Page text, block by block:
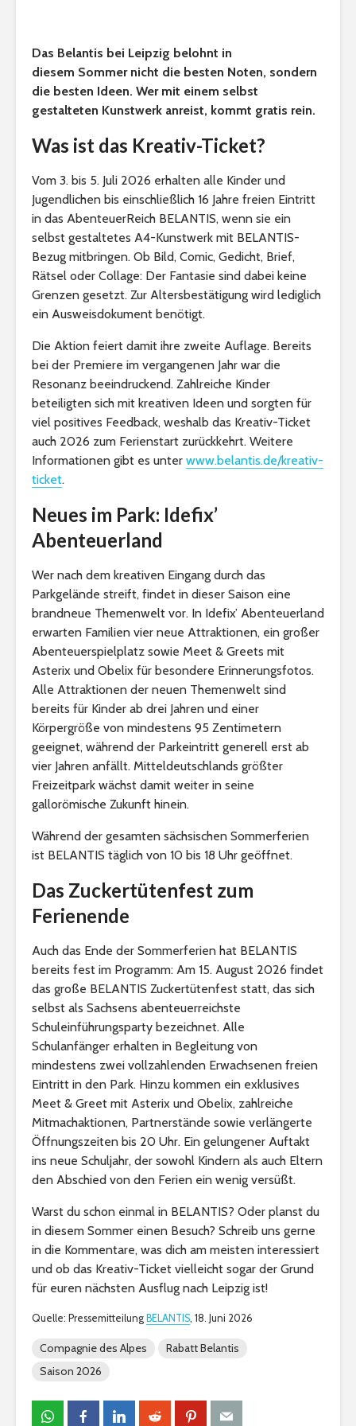
Das Belantis bei Leipzig belohnt in
diesem Sommer nicht die besten Noten, sondern
die besten Ideen. Wer mit einem selbst
gestalteten Kunstwerk anreist, kommt gratis rein.
Was ist das Kreativ-Ticket?
Vom 3. bis 5. Juli 2026 erhalten alle Kinder und
Jugendlichen bis einschließlich 16 Jahre freien Eintritt
in das AbenteuerReich BELANTIS, wenn sie ein
selbst gestaltetes A4-Kunstwerk mit BELANTIS-
Bezug mitbringen. Ob Bild, Comic, Gedicht, Brief,
Rätsel oder Collage: Der Fantasie sind dabei keine
Grenzen gesetzt. Zur Altersbestätigung wird lediglich
ein Ausweisdokument benötigt.
Die Aktion feiert damit ihre zweite Auflage. Bereits
bei der Premiere im vergangenen Jahr war die
Resonanz beeindruckend. Zahlreiche Kinder
beteiligten sich mit kreativen Ideen und sorgten für
viel positives Feedback, weshalb das Kreativ-Ticket
auch 2026 zum Ferienstart zurückkehrt. Weitere
Informationen gibt es unter www.belantis.de/kreativ-
ticket.
Neues im Park: Idefix’
Abenteuerland
Wer nach dem kreativen Eingang durch das
Parkgelände streift, findet in dieser Saison eine
brandneue Themenwelt vor. In Idefix’ Abenteuerland
erwarten Familien vier neue Attraktionen, ein großer
Abenteuerspielplatz sowie Meet & Greets mit
Asterix und Obelix für besondere Erinnerungsfotos.
Alle Attraktionen der neuen Themenwelt sind
bereits für Kinder ab drei Jahren und einer
Körpergröße von mindestens 95 Zentimetern
geeignet, während der Parkeintritt generell erst ab
vier Jahren anfällt. Mitteldeutschlands größter
Freizeitpark wächst damit weiter in seine
gallorömische Zukunft hinein.
Während der gesamten sächsischen Sommerferien
ist BELANTIS täglich von 10 bis 18 Uhr geöffnet.
Das Zuckertütenfest zum
Ferienende
Auch das Ende der Sommerferien hat BELANTIS
bereits fest im Programm: Am 15. August 2026 findet
das große BELANTIS Zuckertütenfest statt, das sich
selbst als Sachsens abenteuerreichste
Schuleinführungsparty bezeichnet. Alle
Schulanfänger erhalten in Begleitung von
mindestens zwei vollzahlenden Erwachsenen freien
Eintritt in den Park. Hinzu kommen ein exklusives
Meet & Greet mit Asterix und Obelix, zahlreiche
Mitmachaktionen, Partnerstände sowie verlängerte
Öffnungszeiten bis 20 Uhr. Ein gelungener Auftakt
ins neue Schuljahr, der sowohl Kindern als auch Eltern
den Abschied von den Ferien ein wenig versüßt.
Warst du schon einmal in BELANTIS? Oder planst du
in diesem Sommer einen Besuch? Schreib uns gerne
in die Kommentare, was dich am meisten interessiert
und ob das Kreativ-Ticket vielleicht sogar der Grund
für euren nächsten Ausflug nach Leipzig ist!
Quelle: Pressemitteilung BELANTIS, 18. Juni 2026
Compagnie des Alpes
Rabatt Belantis
Saison 2026